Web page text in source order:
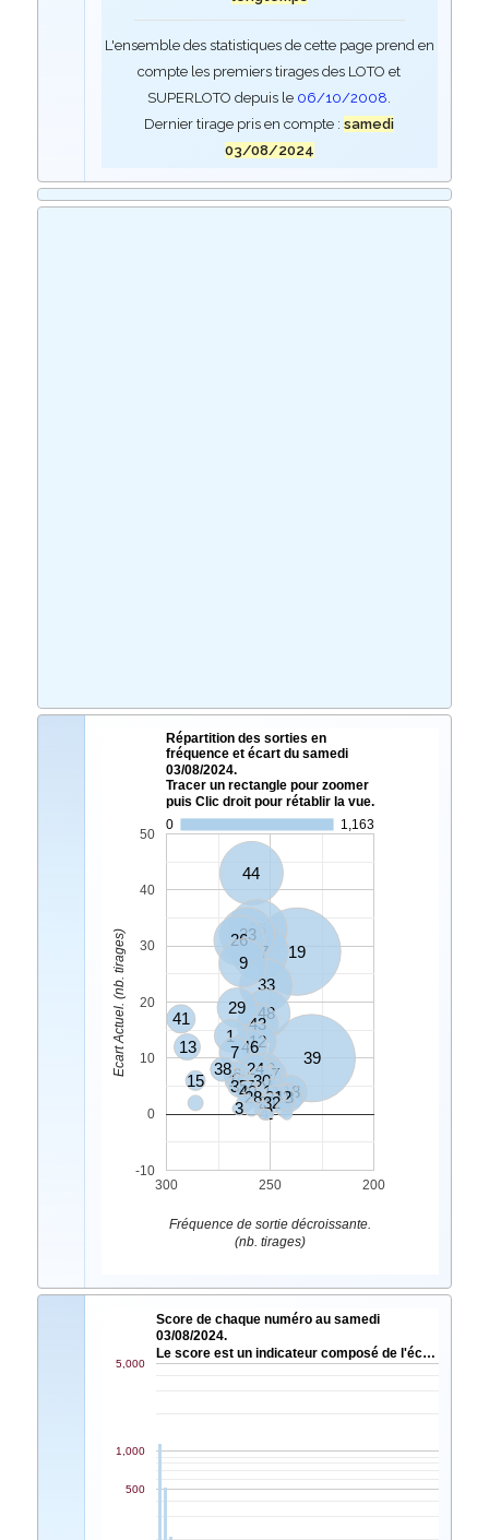
L'ensemble des statistiques de cette page prend en
compte les premiers tirages des LOTO et
SUPERLOTO depuis le 06/10/2008.
Dernier tirage pris en compte :samedi
03/08/2024
Répartition des sorties en
fréquence et écart du samedi
03/08/2024.
Tracer un rectangle pour zoomer
puis Clic droit pour rétablir la vue.
0
1,163
19
39
44
36
37
23
33
26
9
48
43
29
12
46
1
10
17
18
5
7
24
8
30
41
6
11
13
42
16
21
27
38
3540
15
20
2832
3 2
4
300 250 200
-10
0
10
20
30
40
50
Fréquence de sortie décroissante.
(nb. tirages)
Ecart Actuel. (nb. tirages)
Score de chaque numéro au samedi
03/08/2024.
Le score est un indicateur composé de l'éc…
500
1,000
5,000